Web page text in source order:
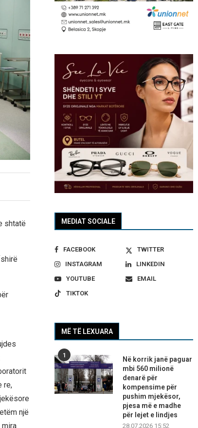
shtatë
re,
një
MEDIAT SOCIALE
FACEBOOK
TWITTER
INSTAGRAM
LINKEDIN
YOUTUBE
EMAIL
TIKTOK
MË TË LEXUARA
1
Në korrik janë paguar
mbi 560 milionë
denarë për
kompensime për
pushim mjekësor,
pjesa më e madhe
për lejet e lindjes
28.07.2026 15:52